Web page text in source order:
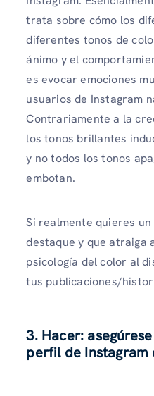
trata sobre cómo los
diferentes tonos de
ánimo y el
es evocar emociones
usuarios de Instagram
Contrariamente a la
los tonos brillantes
y no todos los tonos
embotan.
Si realmente quieres
destaque y que atraiga
psicología del color al
tus publicaciones/
3. Hacer:
perfil de Instagram